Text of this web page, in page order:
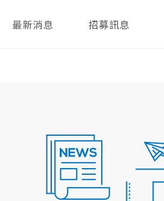
最新消息 招募訊息